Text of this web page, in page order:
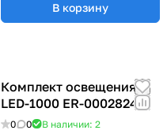
В корзину
Комплект освещения
LED-1000 ER-00028248
0 0 В наличии: 2